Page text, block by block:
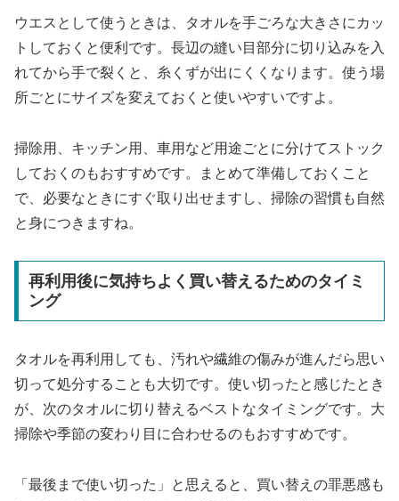
ウエスとして使うときは、タオルを手ごろな大きさにカッ
トしておくと便利です。長辺の縫い目部分に切り込みを入
れてから手で裂くと、糸くずが出にくくなります。使う場
所ごとにサイズを変えておくと使いやすいですよ。
掃除用、キッチン用、車用など用途ごとに分けてストック
しておくのもおすすめです。まとめて準備しておくこと
で、必要なときにすぐ取り出せますし、掃除の習慣も自然
と身につきますね。
再利用後に気持ちよく買い替えるためのタイミ
ング
タオルを再利用しても、汚れや繊維の傷みが進んだら思い
切って処分することも大切です。使い切ったと感じたとき
が、次のタオルに切り替えるベストなタイミングです。大
掃除や季節の変わり目に合わせるのもおすすめです。
「最後まで使い切った」と思えると、買い替えの罪悪感も